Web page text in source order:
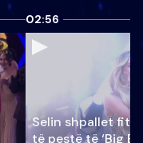
02:56
Selin shpallet
të pestë të ‘Big